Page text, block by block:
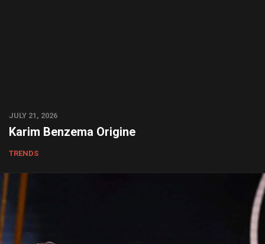
JULY 21, 2026
Karim Benzema Origine
TRENDS